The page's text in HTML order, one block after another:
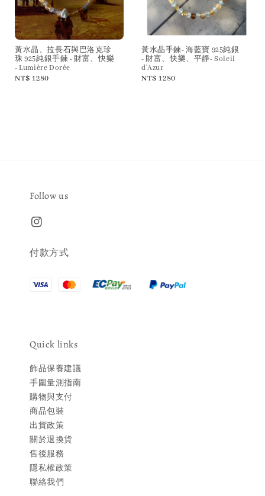
黃水晶、拉長石與巴洛克珍
珠 925純銀手鍊 - 財富、快樂
- Lumière Dorée
Regular
NT$ 1280
黃水晶手鍊- 海藍寶 925純銀
- 財富、快樂、平靜- Soleil
d'Azur
Regular
NT$ 1280
Follow us
付款方式
Quick links
飾品保養建議
手圍量測指南
購物與支付
商品包裝
出貨政策
關於退換貨
售後服務
隱私權政策
聯絡我們